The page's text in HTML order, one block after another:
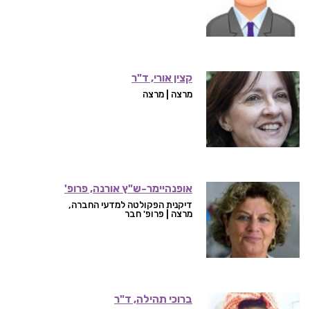
קצין אורי, ד"ר
מרצה | מרצה
אופנהיימר-ש"ץ אורנה, פרופ'
דיקנית הפקולטה למדעי החברה,
מרצה | פרופ' חבר
ברוכי תהילה, ד"ר